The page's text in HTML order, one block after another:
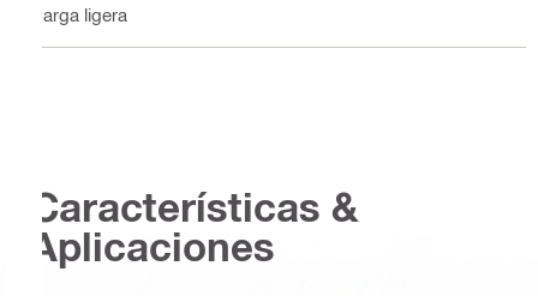
Carga ligera
Características &
Aplicaciones